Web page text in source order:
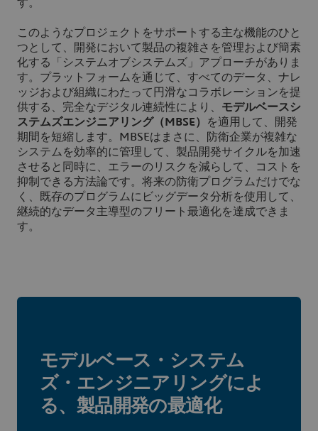
す。
このようなプロジェクトをサポートする主な機能のひと
つとして、開発において製品の複雑さを管理および簡素
化する「システムオブシステムズ」アプローチがありま
す。プラットフォームを通じて、すべてのデータ、ナレ
ッジおよび組織にわたって円滑なコラボレーションを提
供する、完全なデジタル連続性により、 モデルベースシ
ステムズエンジニアリング（MBSE）
を適用して、開発
期間を短縮します。MBSEはまさに、防衛企業が複雑な
システムを効率的に管理して、製品開発サイクルを加速
させると同時に、エラーのリスクを減らして、コストを
抑制できる方法論です。将来の防衛プログラムだけでな
く、既存のプログラムにビッグデータ分析を使用して、
継続的なデータ主導型のフリート最適化を達成できま
す。
モデルベース・システム
ズ・エンジニアリングによ
る、製品開発の最適化